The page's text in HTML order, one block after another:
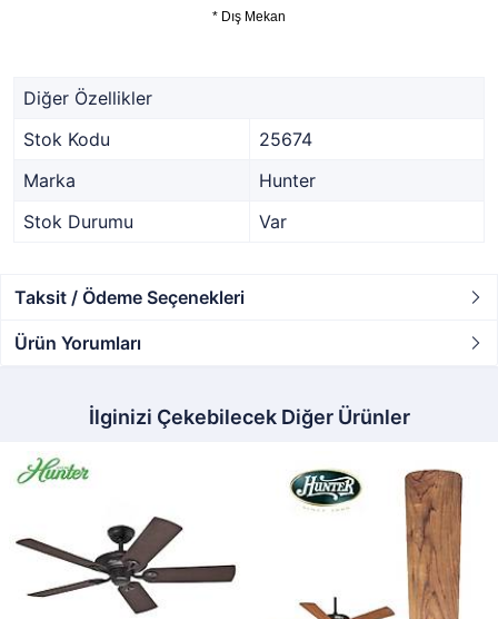
* Dış Mekan
Diğer Özellikler
Stok Kodu
25674
Marka
Hunter
Stok Durumu
Var
Taksit / Ödeme Seçenekleri
Ürün Yorumları
İlginizi Çekebilecek Diğer Ürünler